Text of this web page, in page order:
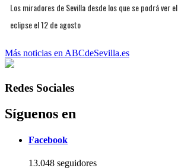
Los miradores de Sevilla desde los que se podrá ver el
eclipse el 12 de agosto
Más noticias en ABCdeSevilla.es
Redes Sociales
Síguenos en
Facebook
13.048 seguidores